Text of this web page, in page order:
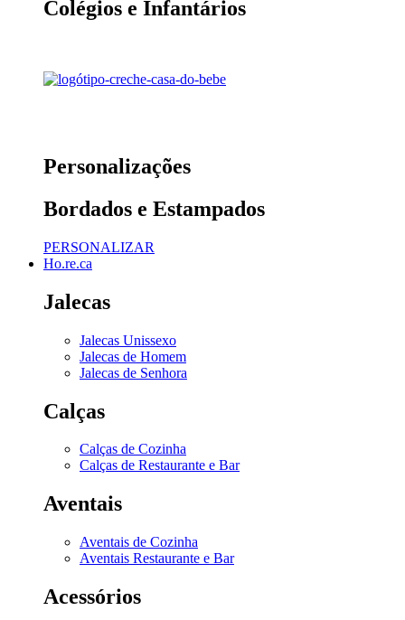
Colégios e Infantários
Personalizações
Bordados e Estampados
PERSONALIZAR
Ho.re.ca
Jalecas
Jalecas Unissexo
Jalecas de Homem
Jalecas de Senhora
Calças
Calças de Cozinha
Calças de Restaurante e Bar
Aventais
Aventais de Cozinha
Aventais Restaurante e Bar
Acessórios